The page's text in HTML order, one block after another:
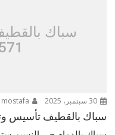
سباك
30 سبتمبر، 2025
سباك بالقطيف تأسيس وتشطيب